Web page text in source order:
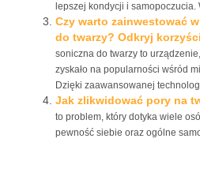
lepszej kondycji i samopoczucia.
Czy warto zainwestować
do twarzy? Odkryj
soniczna do twarzy to
zyskało na popularności wśród
Dzięki zaawansowanej
Jak zlikwidować pory na
to problem, który dotyka wiele
pewność siebie oraz ogólne